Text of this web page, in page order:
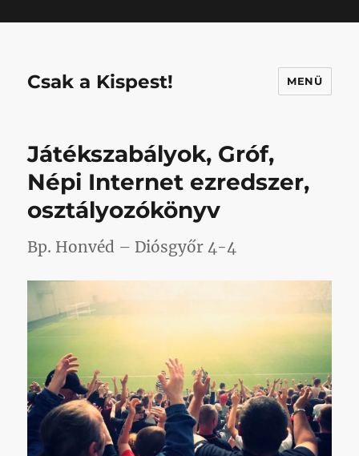
Csak a Kispest! MENÜ
Játékszabályok, Gróf,
Népi Internet ezredszer,
osztályozókönyv
Bp. Honvéd – Diósgyőr 4-4